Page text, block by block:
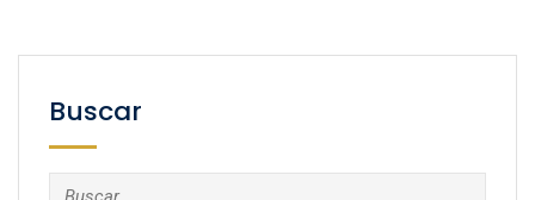
Buscar
Buscar: